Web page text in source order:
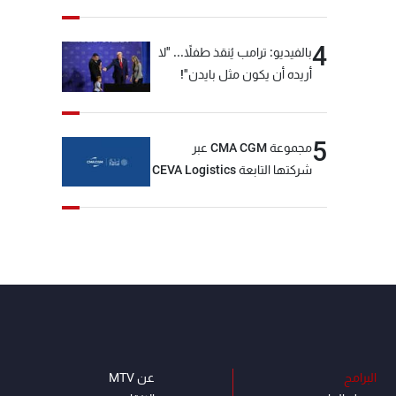
4بالفيديو: ترامب يُنقذ طفلاً... "لا
أريده أن يكون مثل بايدن"!
5
مجموعة CMA CGM عبر
شركتها التابعة CEVA Logistics
البرامج
عن MTV